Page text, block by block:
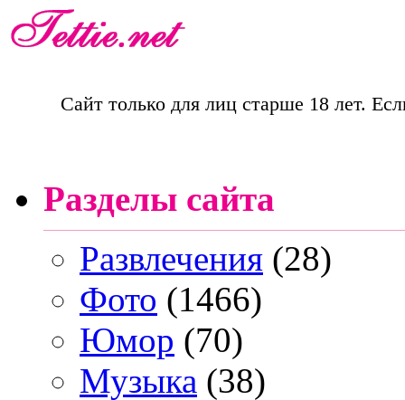
Сайт только для лиц старше 18 лет.
Разделы сайта
Развлечения (28)
Фото (1466)
Юмор (70)
Музыка (38)